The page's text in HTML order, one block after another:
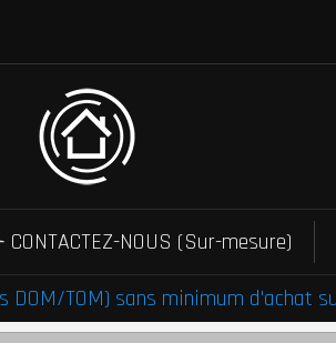
NOUS (Sur-mesure)
DOM/TOM) sans minimum d'achat